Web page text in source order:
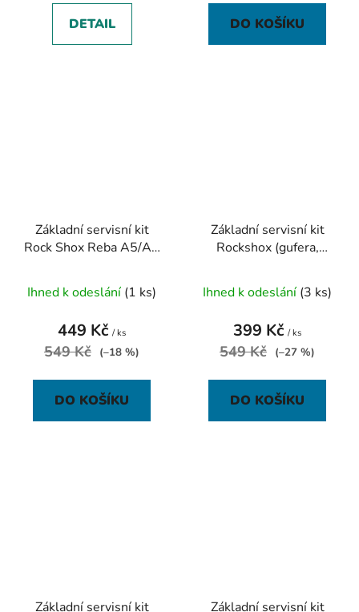
DETAIL DO KOŠÍKU
Základní servisní kit
Rock Shox Reba A5/A6
Ihned k odeslání (1 ks)
449 Kč / ks
549 Kč (–18 %)
DO KOŠÍKU
Základní servisní kit
Rockshox (gufera,
těsnění) - XC32 Solo
Air A3/Recon
Ihned k odeslání (3 ks)
399 Kč / ks
549 Kč (–27 %)
DO KOŠÍKU
Základní servisní kit
Základní servisní kit